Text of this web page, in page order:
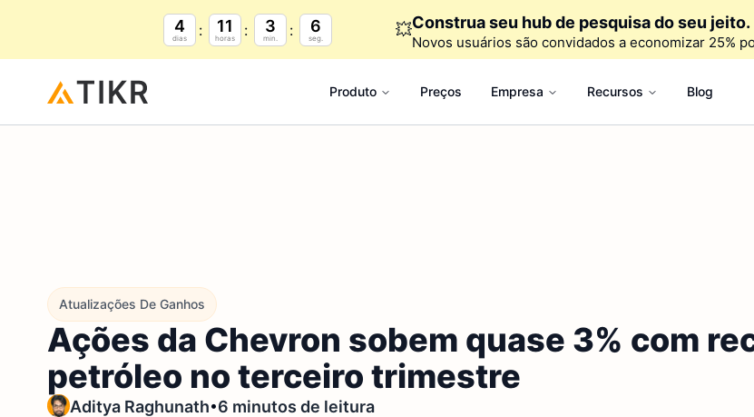
4
dias
11
horas
3
min.
5
seg. 💥Construa seu hub de pesquisa do seu jeito.
Novos usuários são convidados a economizar 25%
Produto Preços Empresa Recursos Blog
Atualizações De Ganhos
Ações da Chevron sobem quase 3% com
petróleo no terceiro trimestre
Aditya Raghunath•6 minutos de leitura